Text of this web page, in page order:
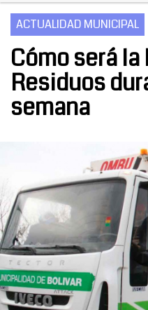
ACTUALIDAD MUNICIPAL
Cómo será
Residuos
semana